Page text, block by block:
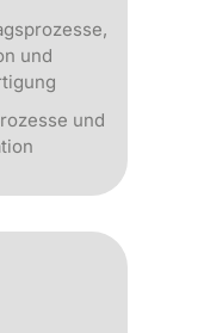
und
und